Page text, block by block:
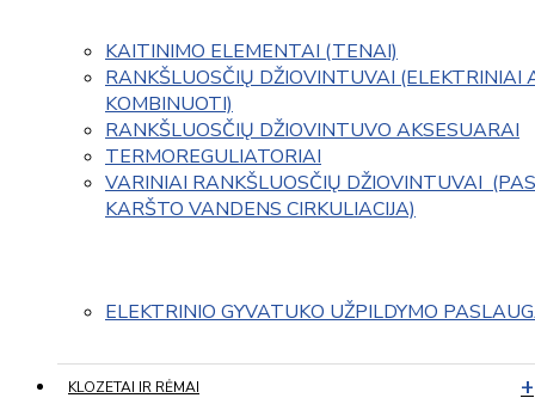
KAITINIMO ELEMENTAI (TENAI)
RANKŠLUOSČIŲ DŽIOVINTUVAI (ELEKTRINIAI
KOMBINUOTI)
RANKŠLUOSČIŲ DŽIOVINTUVO AKSESUARAI
TERMOREGULIATORIAI
VARINIAI RANKŠLUOSČIŲ DŽIOVINTUVAI
KARŠTO VANDENS CIRKULIACIJA)
ELEKTRINIO GYVATUKO UŽPILDYMO
KLOZETAI IR RĖMAI